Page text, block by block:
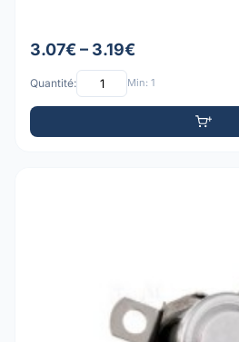
3.07€ – 3.19€
Quantité: Min: 1